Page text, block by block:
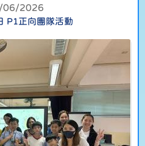
06/2026
P1正向團隊活動